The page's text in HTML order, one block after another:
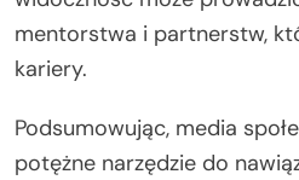
mentorstwa i partnerstw,
kariery.
Podsumowując, media
potężne narzędzie do